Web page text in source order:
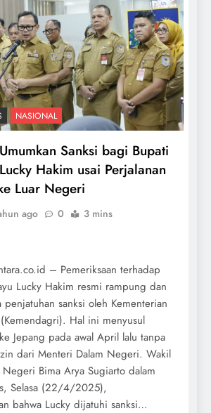
NASIONAL
Sanksi bagi Bupati
Hakim usai Perjalanan
Luar Negeri
ago 0 3 mins
– Pemeriksaan terhadap
Lucky Hakim resmi rampung dan
sanksi oleh Kementerian
Hal ini menyusul
Jepang pada awal April lalu tanpa
dari Menteri Dalam Negeri. Wakil
Bima Arya Sugiarto dalam
Selasa (22/4/2025),
bahwa Lucky dijatuhi sanksi…